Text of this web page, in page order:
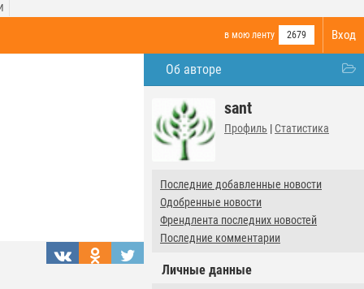
Вход
в мою ленту 2679
Об авторе
sant
Профиль | Статистика
Последние добавленные новости
Одобренные новости
Френдлента последних новостей
Последние комментарии
Личные данные